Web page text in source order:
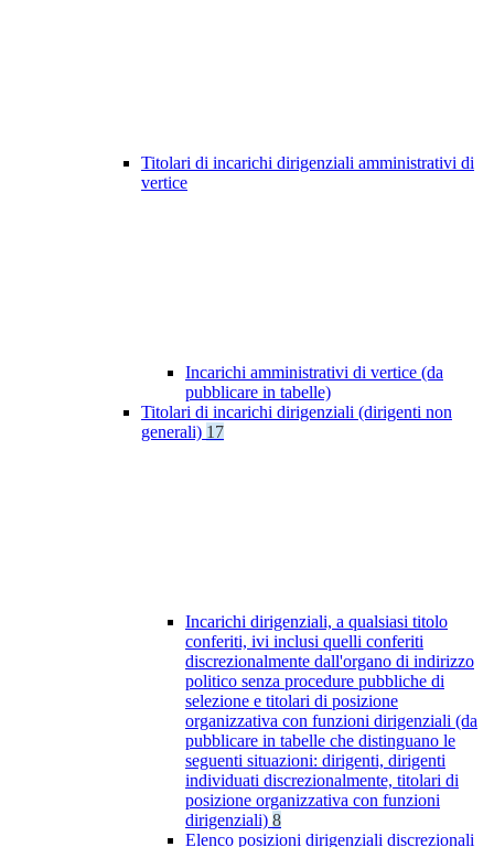
Titolari di incarichi dirigenziali amministrativi di
vertice
Incarichi amministrativi di vertice (da
pubblicare in tabelle)
Titolari di incarichi dirigenziali (dirigenti non
generali) 17
Incarichi dirigenziali, a qualsiasi titolo
conferiti, ivi inclusi quelli conferiti
discrezionalmente dall'organo di indirizzo
politico senza procedure pubbliche di
selezione e titolari di posizione
organizzativa con funzioni dirigenziali (da
pubblicare in tabelle che distinguano le
seguenti situazioni: dirigenti, dirigenti
individuati discrezionalmente, titolari di
posizione organizzativa con funzioni
dirigenziali) 8
Elenco posizioni dirigenziali discrezionali